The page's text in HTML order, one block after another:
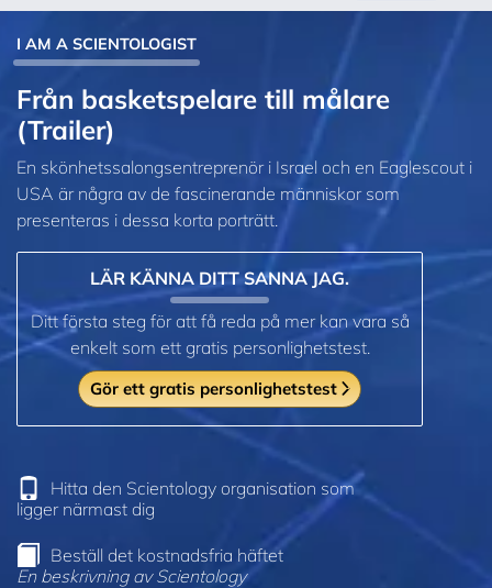
I AM A SCIENTOLOGIST
Från basketspelare till målare
(Trailer)
En skönhetssalongs­entreprenör i Israel och en Eaglescout i
USA är några av de fascinerande människor som
presenteras i dessa korta porträtt.
LÄR KÄNNA DITT SANNA JAG.
Ditt första steg för att få reda på mer kan vara så
enkelt som ett gratis personlighetstest.
Gör ett gratis personlighetstest
Hitta den Scientology organisation som
ligger närmast dig
Beställ det kostnadsfria häftet
En beskrivning av Scientology